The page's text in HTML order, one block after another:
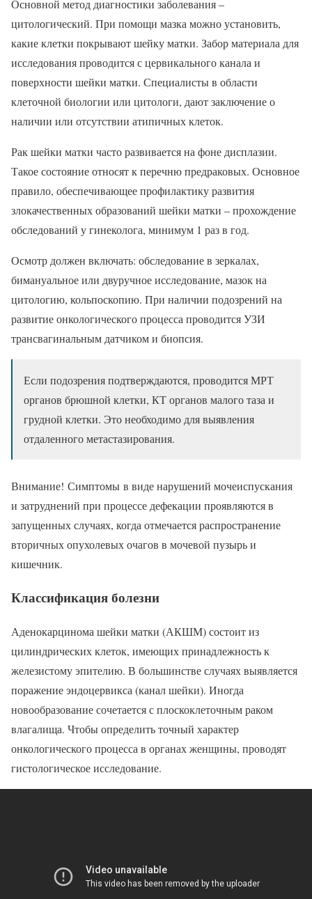
Основной метод диагностики заболевания –
цитологический. При помощи мазка можно установить,
какие клетки покрывают шейку матки. Забор материала для
исследования проводится с цервикального канала и
поверхности шейки матки. Специалисты в области
клеточной биологии или цитологи, дают заключение о
наличии или отсутствии атипичных клеток.
Рак шейки матки часто развивается на фоне дисплазии.
Такое состояние относят к перечню предраковых. Основное
правило, обеспечивающее профилактику развития
злокачественных образований шейки матки – прохождение
обследований у гинеколога, минимум 1 раз в год.
Осмотр должен включать: обследование в зеркалах,
бимануальное или двуручное исследование, мазок на
цитологию, кольпоскопию. При наличии подозрений на
развитие онкологического процесса проводится УЗИ
трансвагинальным датчиком и биопсия.
Если подозрения подтверждаются, проводится МРТ
органов брюшной клетки, КТ органов малого таза и
грудной клетки. Это необходимо для выявления
отдаленного метастазирования.
Внимание! Симптомы в виде нарушений мочеиспускания
и затруднений при процессе дефекации проявляются в
запущенных случаях, когда отмечается распространение
вторичных опухолевых очагов в мочевой пузырь и
кишечник.
Классификация болезни
Аденокарцинома шейки матки (АКШМ) состоит из
цилиндрических клеток, имеющих принадлежность к
железистому эпителию. В большинстве случаях выявляется
поражение эндоцервикса (канал шейки). Иногда
новообразование сочетается с плоскоклеточным раком
влагалища. Чтобы определить точный характер
онкологического процесса в органах женщины, проводят
гистологическое исследование.